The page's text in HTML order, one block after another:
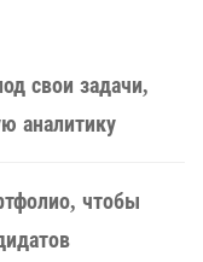
свои задачи,
аналитику
чтобы